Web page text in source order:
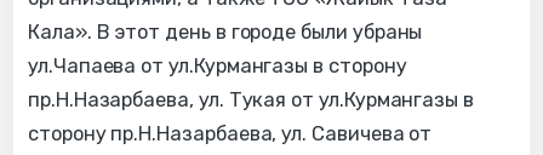
Кала». В этот день в городе были убраны
ул.Чапаева от ул.Курмангазы в сторону
пр.Н.Назарбаева, ул. Тукая от ул.Курмангазы в
сторону пр.Н.Назарбаева, ул. Савичева от